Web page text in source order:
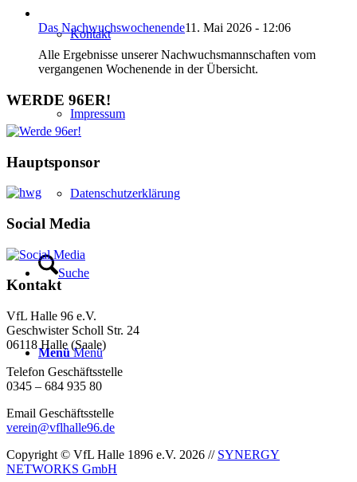
Kontakt
Impressum
Datenschutzerklärung
Suche
Menü Menü
Das Nachwuchswochenende11. Mai 2026 - 12:06
Alle Ergebnisse unserer Nachwuchsmannschaften vom
vergangenen Wochenende in der Übersicht.
WERDE 96ER!
Hauptsponsor
Social Media
Kontakt
VfL Halle 96 e.V.
Geschwister Scholl Str. 24
06118 Halle (Saale)
Telefon Geschäftsstelle
0345 – 684 935 80
Email Geschäftsstelle
verein@vflhalle96.de
Copyright © VfL Halle 1896 e.V. 2026 // SYNERGY
NETWORKS GmbH